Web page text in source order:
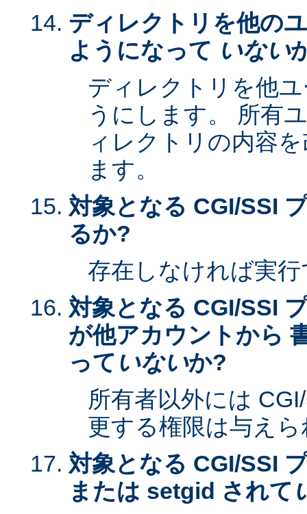
ディレクトリを他の
ようになって いない
ディレクトリを他
うにします。 所有
ィレクトリの内容
ます。
対象となる CGI/SSI
るか?
存在しなければ実
対象となる CGI/SSI
が他アカウントから
って いないか?
所有者以外には
更する権限は与え
対象となる CGI/SSI
または setgid されて